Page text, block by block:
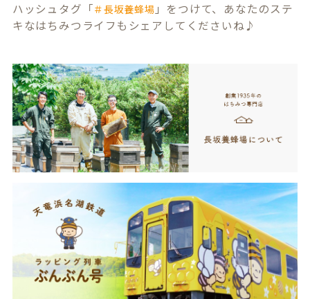
ハッシュタグ「＃長坂養蜂場 」をつけて、あなたのステ
キなはちみつライフもシェアしてくださいね♪